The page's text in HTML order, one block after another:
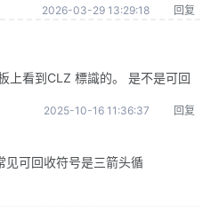
2026-03-29 13:29:18 回复
上看到CLZ 標識的。 是不是可回
2025-10-16 11:36:37 回复
见可回收符号是三箭头循